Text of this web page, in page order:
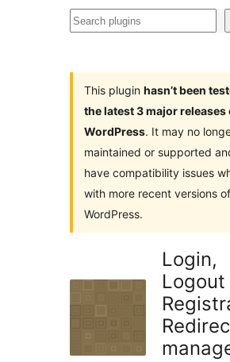
Search
This plugin hasn’t been
the latest 3 major releases
WordPress. It may no
maintained or supported
have compatibility issues
with more recent versions of
WordPress.
Login,
Logout